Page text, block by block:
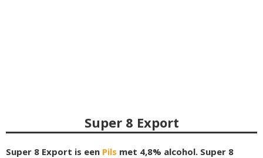
Super 8 Export
Super 8 Export is een Pils met 4,8% alcohol. Super 8